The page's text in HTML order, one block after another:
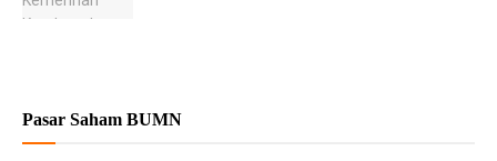
Pasar Saham BUMN